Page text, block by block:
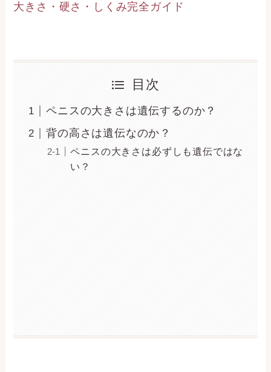
大きさ・硬さ・しくみ完全ガイド
目次
ペニスの大きさは遺伝するのか？
背の高さは遺伝なのか？
ペニスの大きさは必ずしも遺伝ではな
い？